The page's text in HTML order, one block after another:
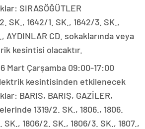
SIRASÖĞÜTLER
SK., 1642/1. SK., 1642/3. SK.,
AYDINLAR CD. sokaklarında veya
kesintisi olacaktır.
Mart Çarşamba 09:00-17:00
kesintisinden etkilenecek
BARIS, BARIŞ, GAZİLER,
1319/2. SK., 1806., 1806.
SK., 1806/2. SK., 1806/3. SK., 1807.,